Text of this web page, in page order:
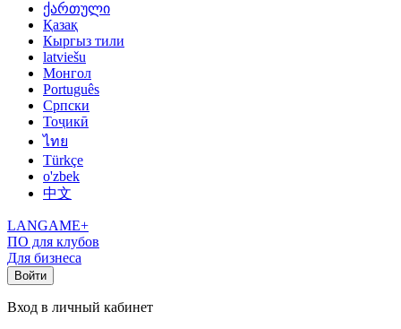
ქართული
Қазақ
Кыргыз тили
latviešu
Монгол
Português
Српски
Тоҷикӣ
ไทย
Türkçe
o'zbek
中文
LANGAME+
ПО для клубов
Для бизнеса
Войти
Вход в личный кабинет